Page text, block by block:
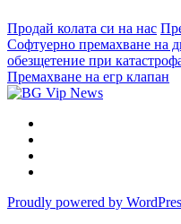
Продай колата си на нас
Софтуерно премахване на
обезщетение при
Премахване на егр клапан
Proudly powered by